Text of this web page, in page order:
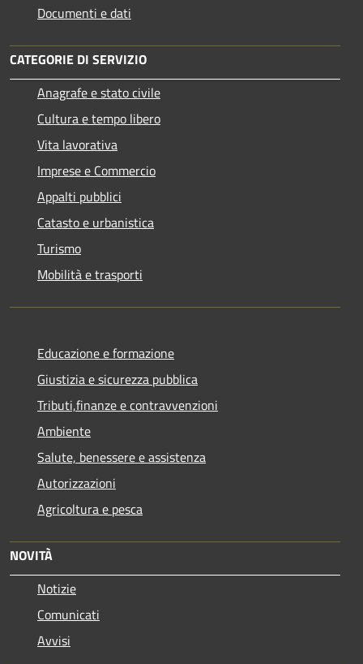
Documenti e dati
CATEGORIE DI SERVIZIO
Anagrafe e stato civile
Cultura e tempo libero
Vita lavorativa
Imprese e Commercio
Appalti pubblici
Catasto e urbanistica
Turismo
Mobilità e trasporti
Educazione e formazione
Giustizia e sicurezza pubblica
Tributi,finanze e contravvenzioni
Ambiente
Salute, benessere e assistenza
Autorizzazioni
Agricoltura e pesca
NOVITÀ
Notizie
Comunicati
Avvisi